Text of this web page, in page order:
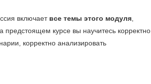
включает все темы этого модуля
предстоящем курсе вы научитесь корректно
корректно анализировать